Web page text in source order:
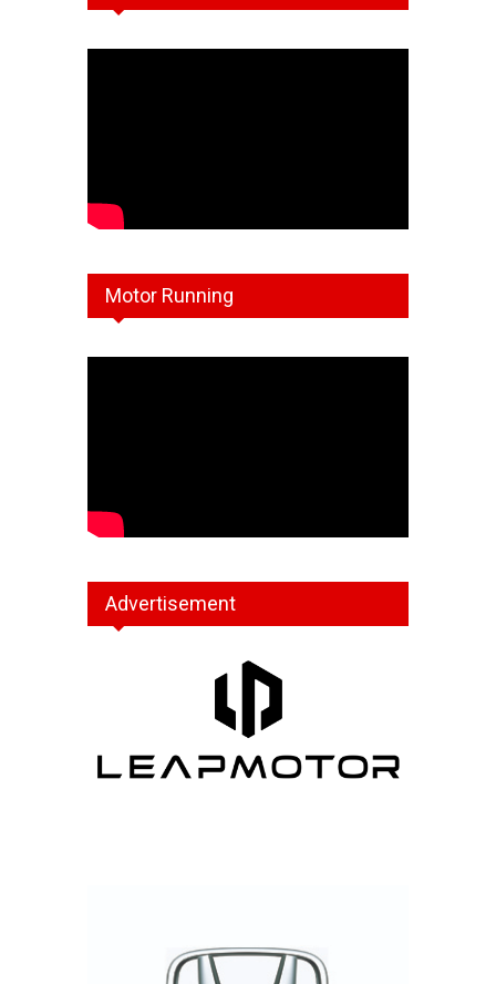
Motor Running
Advertisement